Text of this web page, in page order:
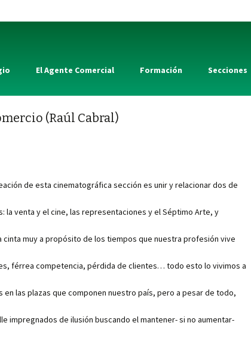
El Agente Comercial Formación Secciones
(Raúl Cabral)
de esta cinematográfica sección es unir y relacionar dos de
la venta y el cine, las representaciones y el Séptimo Arte, y
cinta muy a propósito de los tiempos que nuestra profesión vive
férrea competencia, pérdida de clientes… todo esto lo vivimos a
en las plazas que componen nuestro país, pero a pesar de todo,
impregnados de ilusión buscando el mantener- si no aumentar-